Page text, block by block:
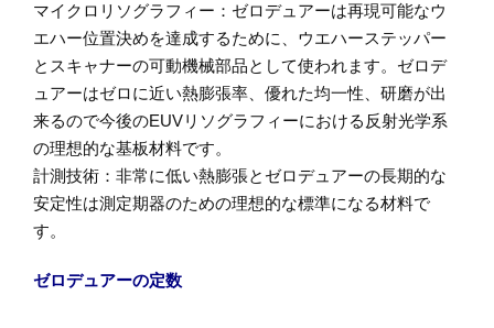
マイクロリソグラフィー：ゼロデュアーは再現可能なウ
エハー位置決めを達成するために、ウエハーステッパー
とスキャナーの可動機械部品として使われます。ゼロデ
ュアーはゼロに近い熱膨張率、優れた均一性、研磨が出
来るので今後のEUVリソグラフィーにおける反射光学系
の理想的な基板材料です。
計測技術：非常に低い熱膨張とゼロデュアーの長期的な
安定性は測定期器のための理想的な標準になる材料で
す。
ゼロデュアーの定数